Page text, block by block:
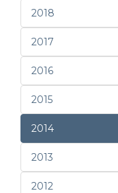
2018
2017
2016
2015
2014
2013
2012